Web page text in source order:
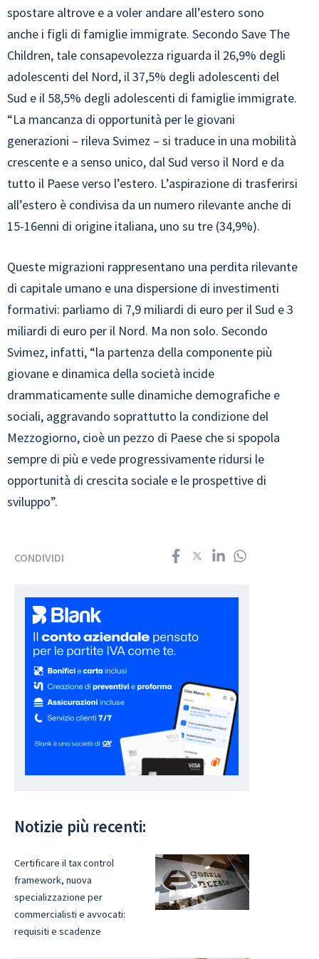
spostare altrove e a voler andare all’estero sono
anche i figli di famiglie immigrate. Secondo Save The
Children, tale consapevolezza riguarda il 26,9% degli
adolescenti del Nord, il 37,5% degli adolescenti del
Sud e il 58,5% degli adolescenti di famiglie immigrate.
“La mancanza di opportunità per le giovani
generazioni – rileva Svimez – si traduce in una mobilità
crescente e a senso unico, dal Sud verso il Nord e da
tutto il Paese verso l’estero. L’aspirazione di trasferirsi
all’estero è condivisa da un numero rilevante anche di
15-16enni di origine italiana, uno su tre (34,9%).
Queste migrazioni rappresentano una perdita rilevante
di capitale umano e una dispersione di investimenti
formativi: parliamo di 7,9 miliardi di euro per il Sud e 3
miliardi di euro per il Nord. Ma non solo. Secondo
Svimez, infatti, “la partenza della componente più
giovane e dinamica della società incide
drammaticamente sulle dinamiche demografiche e
sociali, aggravando soprattutto la condizione del
Mezzogiorno, cioè un pezzo di Paese che si spopola
sempre di più e vede progressivamente ridursi le
opportunità di crescita sociale e le prospettive di
sviluppo”.
CONDIVIDI
Notizie più recenti:
Certificare il tax control
framework, nuova
specializzazione per
commercialisti e avvocati:
requisiti e scadenze